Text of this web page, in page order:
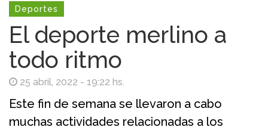
Deportes
El deporte merlino a
todo ritmo
25 abril, 2022 - 19:22 hs.
Este fin de semana se llevaron a cabo
muchas actividades relacionadas a los